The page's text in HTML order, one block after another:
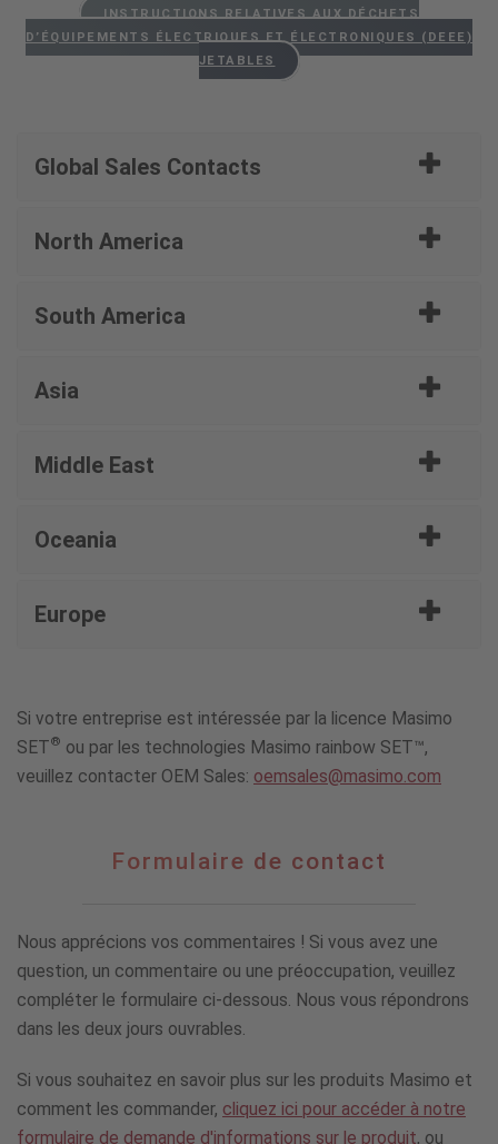
INSTRUCTIONS RELATIVES AUX DÉCHETS
D’ÉQUIPEMENTS ÉLECTRIQUES ET ÉLECTRONIQUES (DEEE)
JETABLES
Global Sales Contacts
North America
South America
Asia
Middle East
Oceania
Europe
Si votre entreprise est intéressée par la licence Masimo
SET® ou par les technologies Masimo rainbow SET™,
veuillez contacter OEM Sales: oemsales@masimo.com
Formulaire de contact
Nous apprécions vos commentaires ! Si vous avez une
question, un commentaire ou une préoccupation, veuillez
compléter le formulaire ci-dessous. Nous vous répondrons
dans les deux jours ouvrables.
Si vous souhaitez en savoir plus sur les produits Masimo et
comment les commander, cliquez ici pour accéder à notre
formulaire de demande d'informations sur le produit, ou